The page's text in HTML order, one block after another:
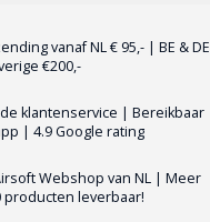
vanaf NL € 95,- | BE & DE
€200,-
klantenservice | Bereikbaar
| 4.9 Google rating
Webshop van NL | Meer
producten leverbaar!